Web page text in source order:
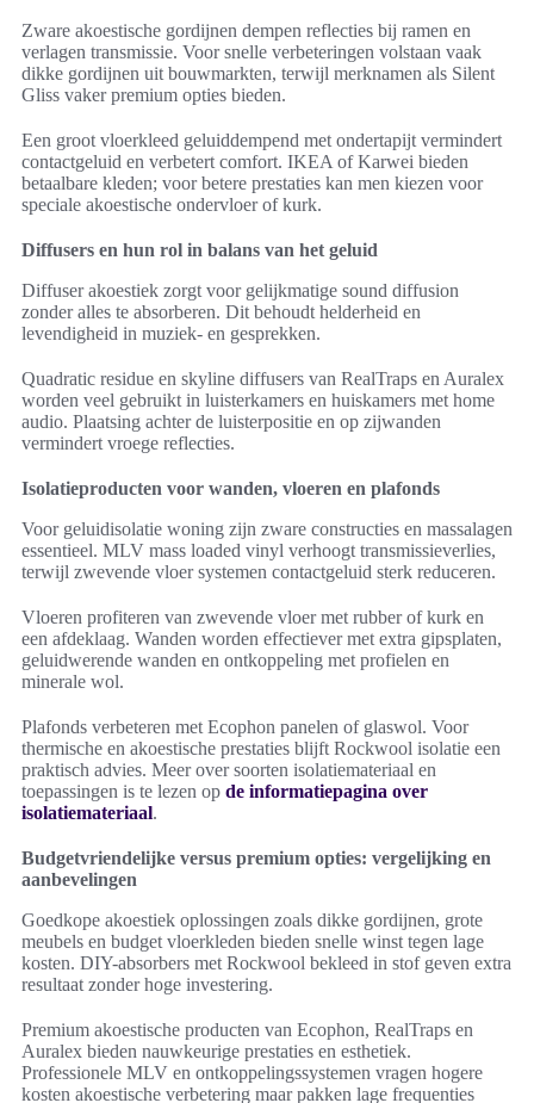
Zware akoestische gordijnen dempen reflecties bij ramen en
verlagen transmissie. Voor snelle verbeteringen volstaan vaak
dikke gordijnen uit bouwmarkten, terwijl merknamen als Silent
Gliss vaker premium opties bieden.
Een groot vloerkleed geluiddempend met ondertapijt vermindert
contactgeluid en verbetert comfort. IKEA of Karwei bieden
betaalbare kleden; voor betere prestaties kan men kiezen voor
speciale akoestische ondervloer of kurk.
Diffusers en hun rol in balans van het geluid
Diffuser akoestiek zorgt voor gelijkmatige sound diffusion
zonder alles te absorberen. Dit behoudt helderheid en
levendigheid in muziek- en gesprekken.
Quadratic residue en skyline diffusers van RealTraps en Auralex
worden veel gebruikt in luisterkamers en huiskamers met home
audio. Plaatsing achter de luisterpositie en op zijwanden
vermindert vroege reflecties.
Isolatieproducten voor wanden, vloeren en plafonds
Voor geluidisolatie woning zijn zware constructies en massalagen
essentieel. MLV mass loaded vinyl verhoogt transmissieverlies,
terwijl zwevende vloer systemen contactgeluid sterk reduceren.
Vloeren profiteren van zwevende vloer met rubber of kurk en
een afdeklaag. Wanden worden effectiever met extra gipsplaten,
geluidwerende wanden en ontkoppeling met profielen en
minerale wol.
Plafonds verbeteren met Ecophon panelen of glaswol. Voor
thermische en akoestische prestaties blijft Rockwool isolatie een
praktisch advies. Meer over soorten isolatiemateriaal en
toepassingen is te lezen op de informatiepagina over
isolatiemateriaal.
Budgetvriendelijke versus premium opties: vergelijking en
aanbevelingen
Goedkope akoestiek oplossingen zoals dikke gordijnen, grote
meubels en budget vloerkleden bieden snelle winst tegen lage
kosten. DIY-absorbers met Rockwool bekleed in stof geven extra
resultaat zonder hoge investering.
Premium akoestische producten van Ecophon, RealTraps en
Auralex bieden nauwkeurige prestaties en esthetiek.
Professionele MLV en ontkoppelingssystemen vragen hogere
kosten akoestische verbetering maar pakken lage frequenties